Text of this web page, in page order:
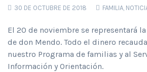
30 DE OCTUBRE DE 2018 FAMILIA,
El 20 de noviembre se representará
de don Mendo. Todo el dinero
nuestro Programa de familias y al
Información y Orientación.